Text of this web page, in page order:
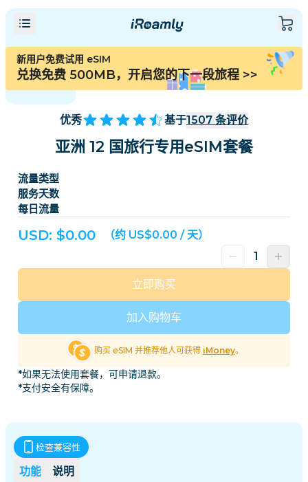
新用户免费试用 eSIM
兑换免费 500MB，开启您的下一段旅程 >>
优秀 基于1507 条评价
亚洲 12 国旅行专用eSIM套餐
流量类型
服务天数
每日流量
USD: $0.00 （约 US$0.00 / 天）
加入购物车
立即购买
购买 eSIM 并推荐他人可获得 iMoney。
*如果无法使用套餐，可申请退款。
*支付安全有保障。
功能 说明
检查兼容性